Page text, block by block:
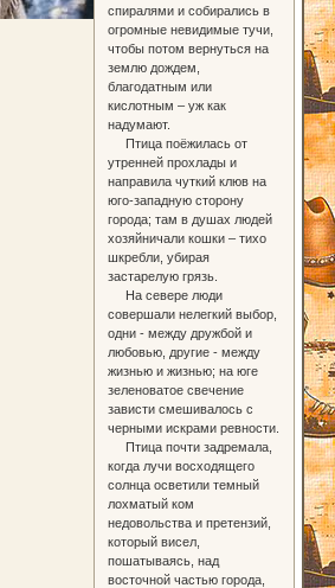
спиралями и собирались в
огромные невидимые тучи,
чтобы потом вернуться на
землю дождем,
благодатным или
кислотным – уж как
надумают.
Птица поёжилась от
утренней прохлады и
направила чуткий клюв на
юго-западную сторону
города; там в душах людей
хозяйничали кошки – тихо
шкребли, убирая
застарелую грязь.
На севере люди
совершали нелегкий выбор,
одни - между дружбой и
любовью, другие - между
жизнью и жизнью; на юге
зеленоватое свечение
зависти смешивалось с
черными искрами ревности.
Птица почти задремала,
когда лучи восходящего
солнца осветили темный
лохматый ком
недовольства и претензий,
который висел,
пошатываясь, над
восточной частью города,